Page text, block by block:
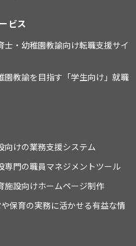
ビス
・幼稚園教諭向け転職支援サイ
園教諭を目指す「学生向け」就職
向けの業務支援システム
専門の職員マネジメントツール
施設向けホームページ制作
保育の実務に活かせる有益な情